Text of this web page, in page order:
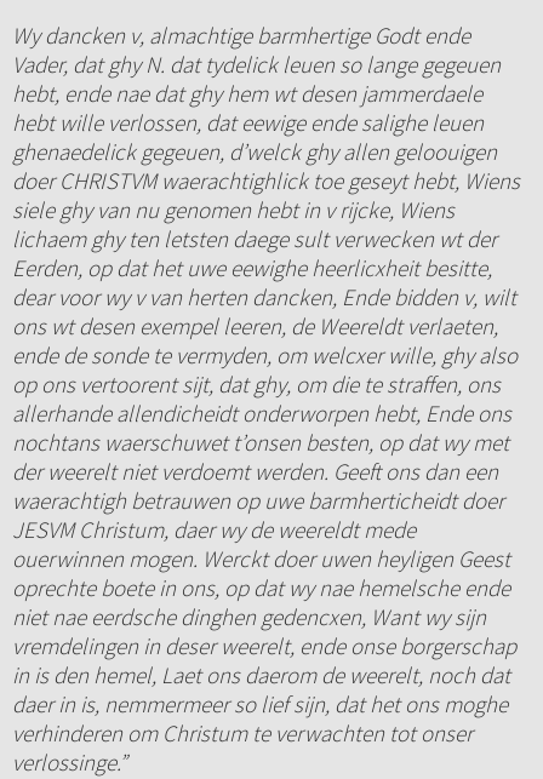
Wy dancken v, almachtige barmhertige Godt ende
Vader, dat ghy N. dat tydelick leuen so lange gegeuen
hebt, ende nae dat ghy hem wt desen jammerdaele
hebt wille verlossen, dat eewige ende salighe leuen
ghenaedelick gegeuen, d’welck ghy allen geloouigen
doer CHRISTVM waerachtighlick toe geseyt hebt, Wiens
siele ghy van nu genomen hebt in v rijcke, Wiens
lichaem ghy ten letsten daege sult verwecken wt der
Eerden, op dat het uwe eewighe heerlicxheit besitte,
dear voor wy v van herten dancken, Ende bidden v, wilt
ons wt desen exempel leeren, de Weereldt verlaeten,
ende de sonde te vermyden, om welcxer wille, ghy also
op ons vertoorent sijt, dat ghy, om die te straffen, ons
allerhande allendicheidt onderworpen hebt, Ende ons
nochtans waerschuwet t’onsen besten, op dat wy met
der weerelt niet verdoemt werden. Geeft ons dan een
waerachtigh betrauwen op uwe barmherticheidt doer
JESVM Christum, daer wy de weereldt mede
ouerwinnen mogen. Werckt doer uwen heyligen Geest
oprechte boete in ons, op dat wy nae hemelsche ende
niet nae eerdsche dinghen gedencxen, Want wy sijn
vremdelingen in deser weerelt, ende onse borgerschap
in is den hemel, Laet ons daerom de weerelt, noch dat
daer in is, nemmermeer so lief sijn, dat het ons moghe
verhinderen om Christum te verwachten tot onser
verlossinge.”